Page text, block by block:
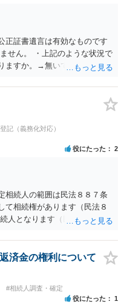
正証書遺言は有効なものです
せん。 ・上記のような状況で
ますか。→無いです。 ・分割
で、どこが妥当とは言えない
きれば穏やかに、分割を拒否
るということは、遺産はいら
を指定されててもいらない
る必要はありません。
記（義務化対応）
役にたった 2
相続人の範囲は民法８８７条
て相続権があります（民法８
人となります（民法８９０
加えて「おじ又はおば」にも
済金の権利について
#相続人調査・確定
役にたった 1